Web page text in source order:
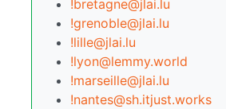
!bretagne@jlai.lu
!grenoble@jlai.lu
!lille@jlai.lu
!lyon@lemmy.world
!marseille@jlai.lu
!nantes@sh.itjust.works